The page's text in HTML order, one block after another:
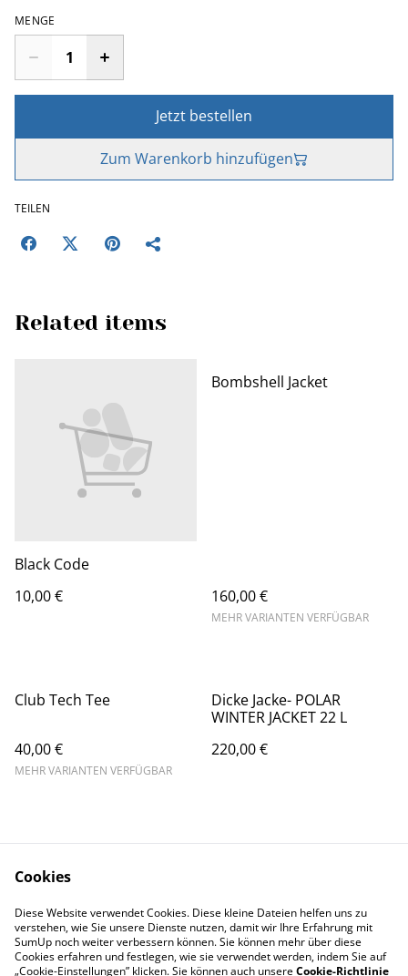
MENGE
Jetzt bestellen
Zum Warenkorb hinzufügen
TEILEN
Related items
Black Code
10,00 €
Bombshell Jacket
160,00 €
MEHR VARIANTEN VERFÜGBAR
Club Tech Tee
40,00 €
MEHR VARIANTEN VERFÜGBAR
Dicke Jacke- POLAR
WINTER JACKET 22 L
220,00 €
Contact Us
Legal Terms
Privacy Policy
Cookie Policy
Cookies
Diese Website verwendet Cookies. Diese kleine Dateien helfen uns zu
verstehen, wie Sie unsere Dienste nutzen, damit wir Ihre Erfahrung mit
SumUp noch weiter verbessern können. Sie können mehr über diese
Cookies erfahren und festlegen, wie sie verwendet werden, indem Sie auf
„Cookie-Einstellungen” klicken. Sie können auch unsereCookie-Richtlinie